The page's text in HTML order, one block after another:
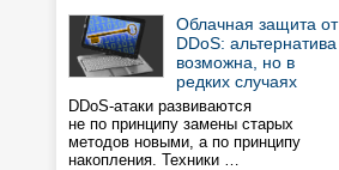
Облачная защита от
DDoS: альтернатива
возможна, но в
редких случаях
DDoS-атаки развиваются
не по принципу замены старых
методов новыми, а по принципу
накопления. Техники …